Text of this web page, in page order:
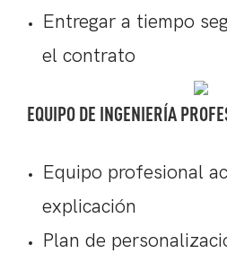
Entregar a tiempo
el contrato
EQUIPO DE INGENIERÍA
Equipo profesional
explicación
Plan de